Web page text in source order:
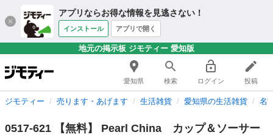
アプリならお得な情報を見逃さない！
インストール アプリで開く
地元の掲示板 ジモティー 愛知版
愛知県 検索 ログイン 投稿
ジモティー 売ります・あげます 生活雑貨 愛知県の生活雑貨 名
0517-621 【無料】 Pearl China カップ＆ソーサー